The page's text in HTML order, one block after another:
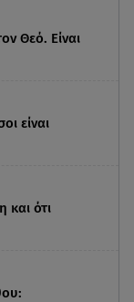
Θεό. Είναι
είναι
ότι